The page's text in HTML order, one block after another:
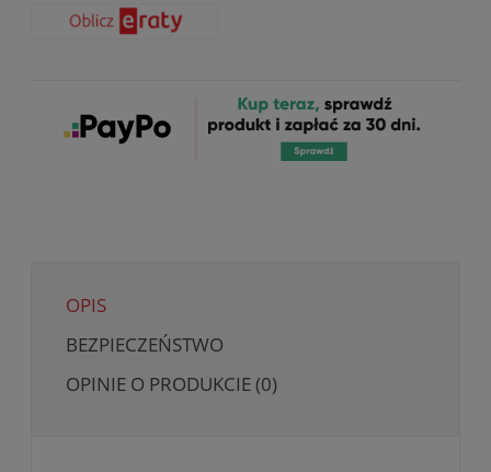
OPIS
BEZPIECZEŃSTWO
OPINIE O PRODUKCIE (0)